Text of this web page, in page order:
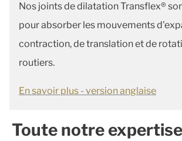
Nos joints de dilatation Transflex®
pour absorber les mouvements
contraction, de translation et de
routiers.
En savoir plus - version anglaise
Toute notre